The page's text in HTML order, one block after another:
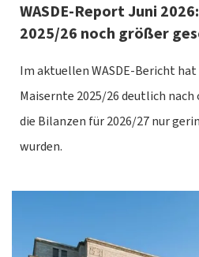
WASDE-Report Juni
2025/26 noch größer
Im aktuellen WASDE-Bericht hat
Maisernte 2025/26 deutlich
die Bilanzen für 2026/27 nur
wurden.